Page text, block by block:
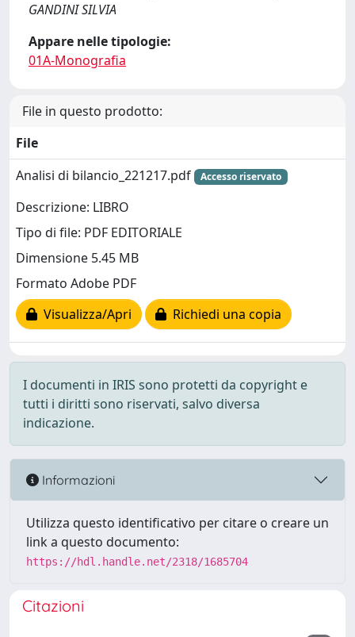
GANDINI SILVIA
Appare nelle tipologie:
01A-Monografia
File in questo prodotto:
File
Analisi di bilancio_221217.pdf
Accesso riservato
Descrizione: LIBRO
Tipo di file: PDF EDITORIALE
Dimensione 5.45 MB
Formato Adobe PDF
Visualizza/Apri
Richiedi una copia
I documenti in IRIS sono protetti da copyright e
tutti i diritti sono riservati, salvo diversa
indicazione.
Informazioni
Utilizza questo identificativo per citare o creare un
link a questo documento:
https://hdl.handle.net/2318/1685704
Citazioni